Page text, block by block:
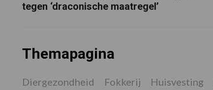
tegen ‘draconische maatregel’
Themapagina
Diergezondheid Fokkerij Huisvesting